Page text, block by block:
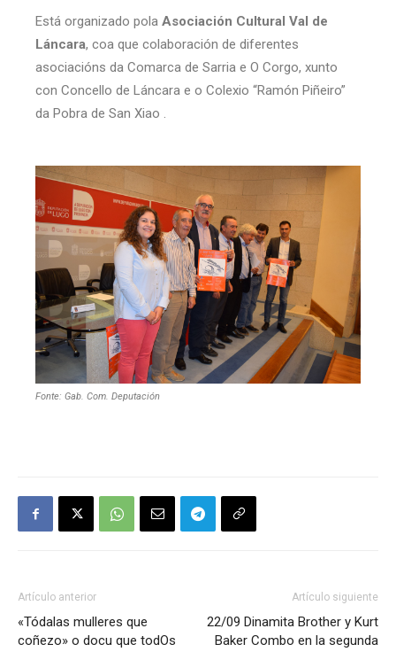
Está organizado pola Asociación Cultural Val de
Láncara, coa que colaboración de diferentes
asociacións da Comarca de Sarria e O Corgo, xunto
con Concello de Láncara e o Colexio “Ramón Piñeiro”
da Pobra de San Xiao .
Fonte: Gab. Com. Deputación
Artículo anterior
«Tódalas mulleres que
coñezo» o docu que todOs
Artículo siguiente
22/09 Dinamita Brother y Kurt
Baker Combo en la segunda